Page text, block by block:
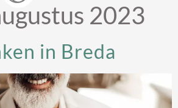
2023
in Breda